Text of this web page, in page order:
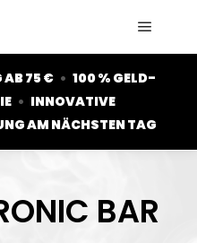
AB 75 € • 100 % GELD-
• INNOVATIVE
AM NÄCHSTEN TAG
BAR